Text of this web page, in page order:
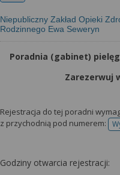
Niepubliczny Zakład Opieki
Rodzinnego Ewa Seweryn
Poradnia (gabinet)
Zarezerwuj
Rejestracja do tej poradni
z przychodnią pod numerem:
Godziny otwarcia rejestracji: